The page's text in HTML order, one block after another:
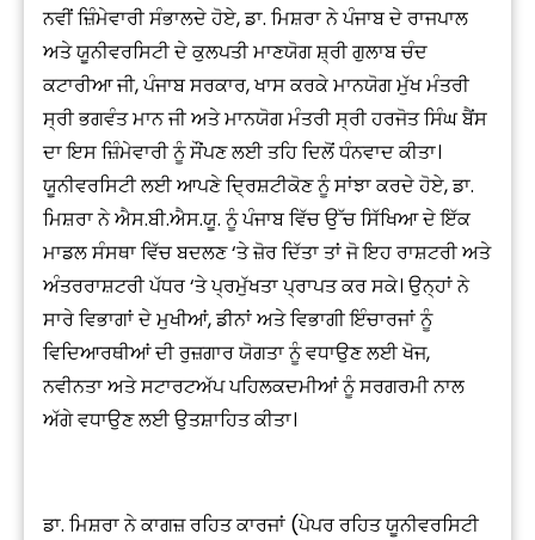
ਨਵੀਂ ਜ਼ਿੰਮੇਵਾਰੀ ਸੰਭਾਲਦੇ ਹੋਏ, ਡਾ. ਮਿਸ਼ਰਾ ਨੇ ਪੰਜਾਬ ਦੇ ਰਾਜਪਾਲ
ਅਤੇ ਯੂਨੀਵਰਸਿਟੀ ਦੇ ਕੁਲਪਤੀ ਮਾਣਯੋਗ ਸ਼੍ਰੀ ਗੁਲਾਬ ਚੰਦ
ਕਟਾਰੀਆ ਜੀ, ਪੰਜਾਬ ਸਰਕਾਰ, ਖਾਸ ਕਰਕੇ ਮਾਨਯੋਗ ਮੁੱਖ ਮੰਤਰੀ
ਸ੍ਰੀ ਭਗਵੰਤ ਮਾਨ ਜੀ ਅਤੇ ਮਾਨਯੋਗ ਮੰਤਰੀ ਸ੍ਰੀ ਹਰਜੋਤ ਸਿੰਘ ਬੈਂਸ
ਦਾ ਇਸ ਜ਼ਿੰਮੇਵਾਰੀ ਨੂੰ ਸੌਂਪਣ ਲਈ ਤਹਿ ਦਿਲੋਂ ਧੰਨਵਾਦ ਕੀਤਾ।
ਯੂਨੀਵਰਸਿਟੀ ਲਈ ਆਪਣੇ ਦ੍ਰਿਸ਼ਟੀਕੋਣ ਨੂੰ ਸਾਂਝਾ ਕਰਦੇ ਹੋਏ, ਡਾ.
ਮਿਸ਼ਰਾ ਨੇ ਐਸ.ਬੀ.ਐਸ.ਯੂ. ਨੂੰ ਪੰਜਾਬ ਵਿੱਚ ਉੱਚ ਸਿੱਖਿਆ ਦੇ ਇੱਕ
ਮਾਡਲ ਸੰਸਥਾ ਵਿੱਚ ਬਦਲਣ ‘ਤੇ ਜ਼ੋਰ ਦਿੱਤਾ ਤਾਂ ਜੋ ਇਹ ਰਾਸ਼ਟਰੀ ਅਤੇ
ਅੰਤਰਰਾਸ਼ਟਰੀ ਪੱਧਰ ‘ਤੇ ਪ੍ਰਮੁੱਖਤਾ ਪ੍ਰਾਪਤ ਕਰ ਸਕੇ। ਉਨ੍ਹਾਂ ਨੇ
ਸਾਰੇ ਵਿਭਾਗਾਂ ਦੇ ਮੁਖੀਆਂ, ਡੀਨਾਂ ਅਤੇ ਵਿਭਾਗੀ ਇੰਚਾਰਜਾਂ ਨੂੰ
ਵਿਦਿਆਰਥੀਆਂ ਦੀ ਰੁਜ਼ਗਾਰ ਯੋਗਤਾ ਨੂੰ ਵਧਾਉਣ ਲਈ ਖੋਜ,
ਨਵੀਨਤਾ ਅਤੇ ਸਟਾਰਟਅੱਪ ਪਹਿਲਕਦਮੀਆਂ ਨੂੰ ਸਰਗਰਮੀ ਨਾਲ
ਅੱਗੇ ਵਧਾਉਣ ਲਈ ਉਤਸ਼ਾਹਿਤ ਕੀਤਾ।
ਡਾ. ਮਿਸ਼ਰਾ ਨੇ ਕਾਗਜ਼ ਰਹਿਤ ਕਾਰਜਾਂ (ਪੇਪਰ ਰਹਿਤ ਯੂਨੀਵਰਸਿਟੀ